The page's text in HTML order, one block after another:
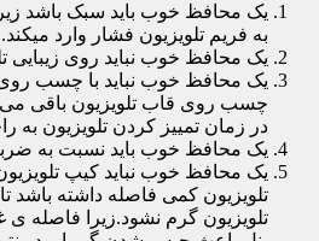
یک محافظ خوب باید سبک باشد
به فریم تلویزیون فشار وارد میکند.
یک محافظ خوب نباید روی زیبایی
یک محافظ خوب نباید با چسب
چسب روی قاب تلویزیون باقی می
در زمان تمییز کردن تلویزیون به
یک محافظ خوب باید نسبت به
یک محافظ خوب نباید کیپ
تلویزیون کمی فاصله داشته باشد
تلویزیون گرم نشود.زیرا فاصله ی